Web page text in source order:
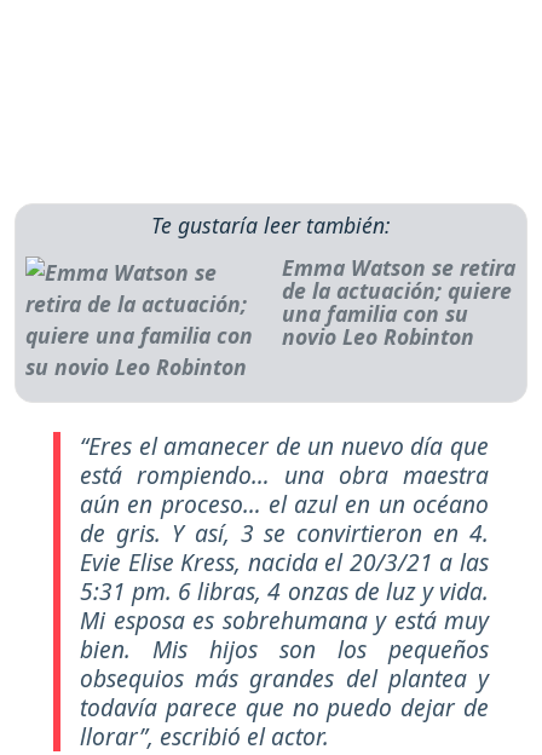
Te gustaría leer también:
Emma Watson se retira
de la actuación; quiere
una familia con su
novio Leo Robinton
“Eres el amanecer de un nuevo día que
está rompiendo… una obra maestra
aún en proceso… el azul en un océano
de gris. Y así, 3 se convirtieron en 4.
Evie Elise Kress, nacida el 20/3/21 a las
5:31 pm. 6 libras, 4 onzas de luz y vida.
Mi esposa es sobrehumana y está muy
bien. Mis hijos son los pequeños
obsequios más grandes del plantea y
todavía parece que no puedo dejar de
llorar”, escribió el actor.